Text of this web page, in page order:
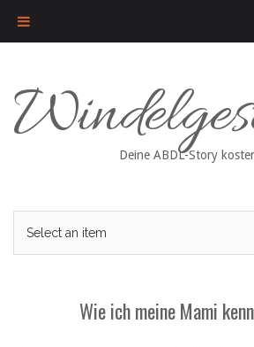
content
Deine ABDL-Story
Wie ich meine Mami